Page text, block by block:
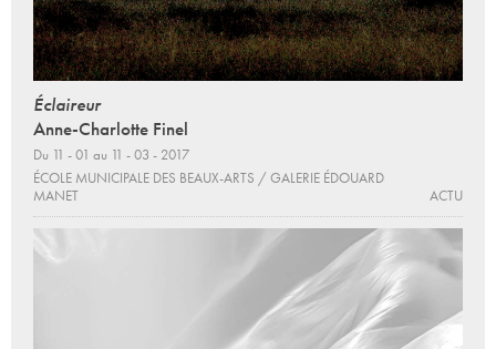
Éclaireur
Anne-Charlotte Finel
Du 11 - 01 au 11 - 03 - 2017
ÉCOLE MUNICIPALE DES BEAUX-ARTS / GALERIE ÉDOUARD
MANET
ACTU